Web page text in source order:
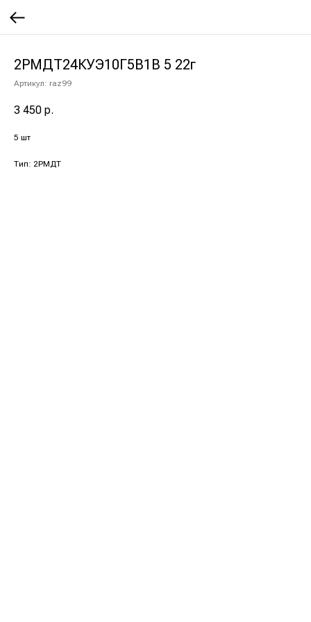
2РМДТ24КУЭ10Г5В1В 5 22г
Артикул: raz99
3 450 р.
5 шт
Тип: 2РМДТ